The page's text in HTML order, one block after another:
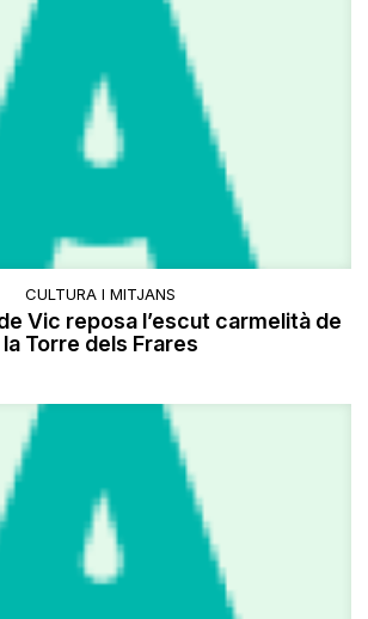
CULTURA I MITJANS
Vic reposa l’escut carmelità de
la Torre dels Frares